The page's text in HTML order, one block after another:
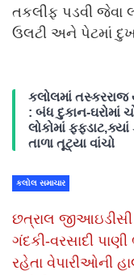
તકલીફ પડવી જેવા
ઉલટી અને પેટમાં
કલોલમાં તસ્કરરાજ
: બંધ દુકાન-ઘરોમાં
લોકોમાં ફફડાટ,ક્યાં
તાળા તૂટ્યા વાંચો
કલોલ સમાચાર
છત્રાલ જીઆઇડીસી
ગંદકી-વરસાદી પાણી
રહેતા વેપારીઓની